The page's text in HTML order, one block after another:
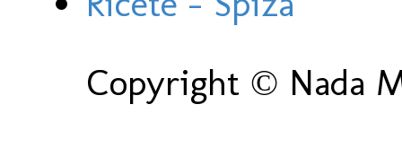
Copyright © Nada